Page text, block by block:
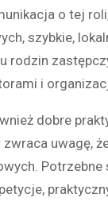
o tej
szybkie,
rodzin
i
dobre
uwagę,